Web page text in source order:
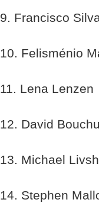
9. Francisco
10. Felisménio
11. Lena Lenzen
12. David Bouchu
13. Michael
14. Stephen